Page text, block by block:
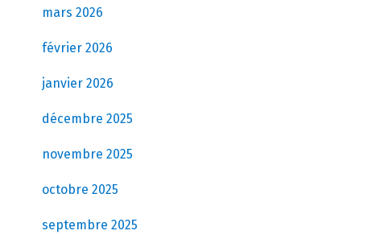
mars 2026
février 2026
janvier 2026
décembre 2025
novembre 2025
octobre 2025
septembre 2025